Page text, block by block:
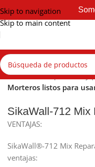
Skip to navigation
Skip to main content
Inicio Sika Reparación y
Morteros listos para
SikaWall-712 Mix
VENTAJAS:
SikaWall®-712 Mix
ventajas: